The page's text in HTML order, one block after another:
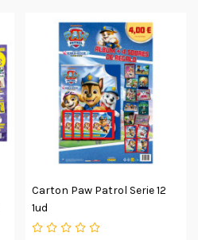
Carton Paw Patrol Serie 12
1ud